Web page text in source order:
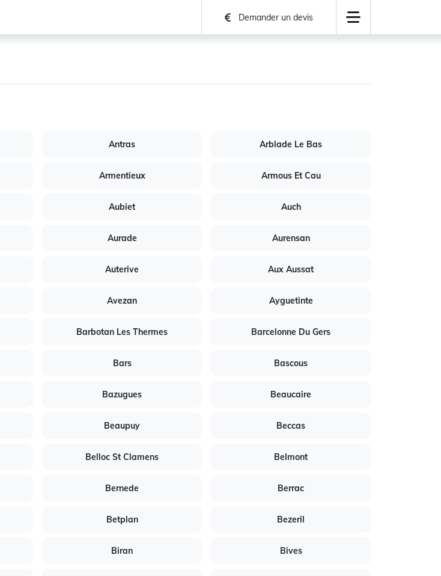
Demander un devis
Antras Arblade Le Bas
Armentieux Armous Et Cau
Aubiet Auch
Aurade Aurensan
Auterive Aux Aussat
Avezan Ayguetinte
Barbotan Les Thermes Barcelonne Du Gers
Bars Bascous
Bazugues Beaucaire
Beaupuy Beccas
Belloc St Clamens Belmont
Bernede Berrac
Betplan Bezeril
Biran Bives